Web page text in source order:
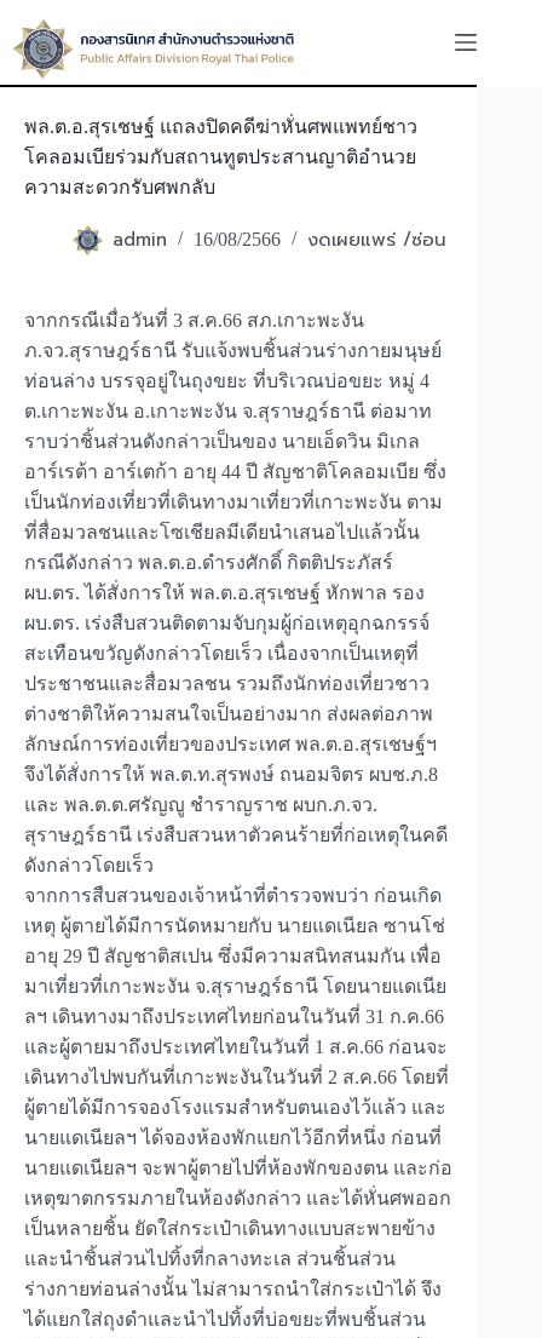
to
content
พล.ต.อ.สุรเชษฐ์ แถลงปิดคดีฆ่าหั่นศพแพทย์ชาว
โคลอมเบียร่วมกับสถานทูตประสานญาติอำนวย
ความสะดวกรับศพกลับ
admin 16/08/2566 งดเผยแพร่ /ซ่อน
จากกรณีเมื่อวันที่ 3 ส.ค.66 สภ.เกาะพะงัน
ภ.จว.สุราษฎร์ธานี รับแจ้งพบชิ้นส่วนร่างกายมนุษย์
ท่อนล่าง บรรจุอยู่ในถุงขยะ ที่บริเวณบ่อขยะ หมู่ 4
ต.เกาะพะงัน อ.เกาะพะงัน จ.สุราษฎร์ธานี ต่อมาท
ราบว่าชิ้นส่วนดังกล่าวเป็นของ นายเอ็ดวิน มิเกล
อาร์เรต้า อาร์เตก้า อายุ 44 ปี สัญชาติโคลอมเบีย ซึ่ง
เป็นนักท่องเที่ยวที่เดินทางมาเที่ยวที่เกาะพะงัน ตาม
ที่สื่อมวลชนและโซเชียลมีเดียนำเสนอไปแล้วนั้น
กรณีดังกล่าว พล.ต.อ.ดำรงศักดิ์ กิตติประภัสร์
ผบ.ตร. ได้สั่งการให้ พล.ต.อ.สุรเชษฐ์ หักพาล รอง
ผบ.ตร. เร่งสืบสวนติดตามจับกุมผู้ก่อเหตุอุกฉกรรจ์
สะเทือนขวัญดังกล่าวโดยเร็ว เนื่องจากเป็นเหตุที่
ประชาชนและสื่อมวลชน รวมถึงนักท่องเที่ยวชาว
ต่างชาติให้ความสนใจเป็นอย่างมาก ส่งผลต่อภาพ
ลักษณ์การท่องเที่ยวของประเทศ พล.ต.อ.สุรเชษฐ์ฯ
จึงได้สั่งการให้ พล.ต.ท.สุรพงษ์ ถนอมจิตร ผบช.ภ.8
และ พล.ต.ต.ศรัญญู ชำราญราช ผบก.ภ.จว.
สุราษฎร์ธานี เร่งสืบสวนหาตัวคนร้ายที่ก่อเหตุในคดี
ดังกล่าวโดยเร็ว
จากการสืบสวนของเจ้าหน้าที่ตำรวจพบว่า ก่อนเกิด
เหตุ ผู้ตายได้มีการนัดหมายกับ นายแดเนียล ซานโช่
อายุ 29 ปี สัญชาติสเปน ซึ่งมีความสนิทสนมกัน เพื่อ
มาเที่ยวที่เกาะพะงัน จ.สุราษฎร์ธานี โดยนายแดเนีย
ลฯ เดินทางมาถึงประเทศไทยก่อนในวันที่ 31 ก.ค.66
และผู้ตายมาถึงประเทศไทยในวันที่ 1 ส.ค.66 ก่อนจะ
เดินทางไปพบกันที่เกาะพะงันในวันที่ 2 ส.ค.66 โดยที่
ผู้ตายได้มีการจองโรงแรมสำหรับตนเองไว้แล้ว และ
นายแดเนียลฯ ได้จองห้องพักแยกไว้อีกที่หนึ่ง ก่อนที่
นายแดเนียลฯ จะพาผู้ตายไปที่ห้องพักของตน และก่อ
เหตุฆาตกรรมภายในห้องดังกล่าว และได้หั่นศพออก
เป็นหลายชิ้น ยัดใส่กระเป๋าเดินทางแบบสะพายข้าง
และนำชิ้นส่วนไปทิ้งที่กลางทะเล ส่วนชิ้นส่วน
ร่างกายท่อนล่างนั้น ไม่สามารถนำใส่กระเป๋าได้ จึง
ได้แยกใส่ถุงดำและนำไปทิ้งที่บ่อขยะที่พบชิ้นส่วน